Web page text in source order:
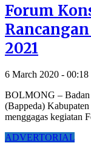
Forum
2021
6 March 2020 - 00:18
BOLMONG – Badan
(Bappeda)
menggagas kegiatan
ADVERTORIAL